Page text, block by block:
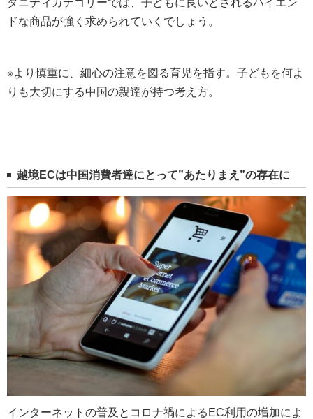
タニティカテゴリーでは、子どもに良いとされるハイエン
ドな商品が強く求められていくでしょう。
※より慎重に、細心の注意を図る育児を指す。子どもを何よ
りも大切にする中国の親達が持つ考え方。
越境ECは中国消費者達にとって”あたりまえ”の存在に
インターネットの普及とコロナ禍によるEC利用の増加によ